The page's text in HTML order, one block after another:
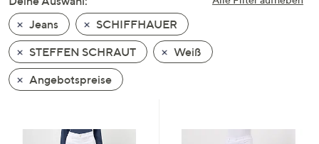
unten
oder
wischen
Sie
auf
nach
Jeans
SCHIFFHAUER
STEFFEN SCHRAUT
Weiß
Angebotspreise